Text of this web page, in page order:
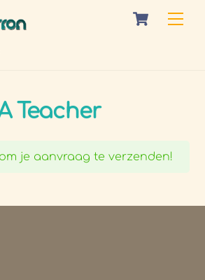
Cart
Teacher
om je aanvraag te verzenden!